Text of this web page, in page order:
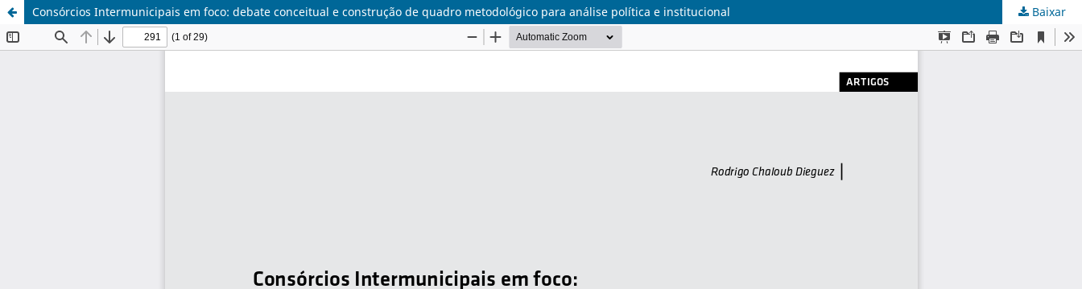
Consórcios Intermunicipais em foco: debate conceitual e construção de quadro metodológico para análise política e institucional Baixar